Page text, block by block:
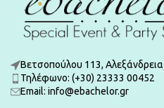
Βετσοπούλου 113, Αλεξάνδρεια
Τηλέφωνο: (+30) 23333 00452
Εmail: info@ebachelor.gr